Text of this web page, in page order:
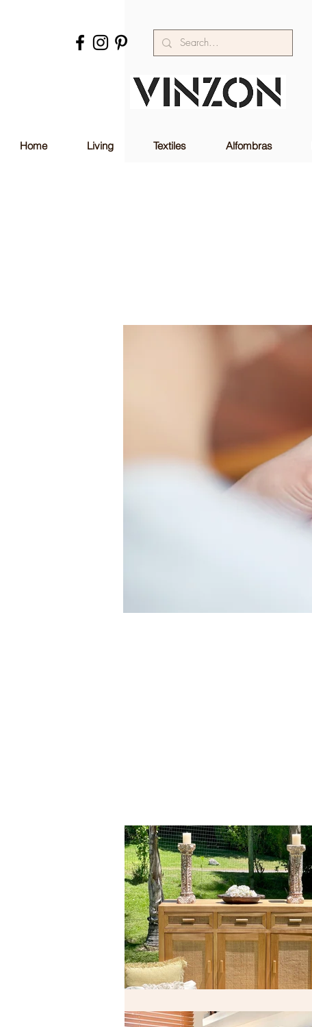
Home Living Textiles Alfombras